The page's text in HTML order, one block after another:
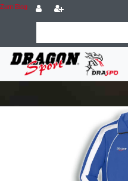
Zum Blog